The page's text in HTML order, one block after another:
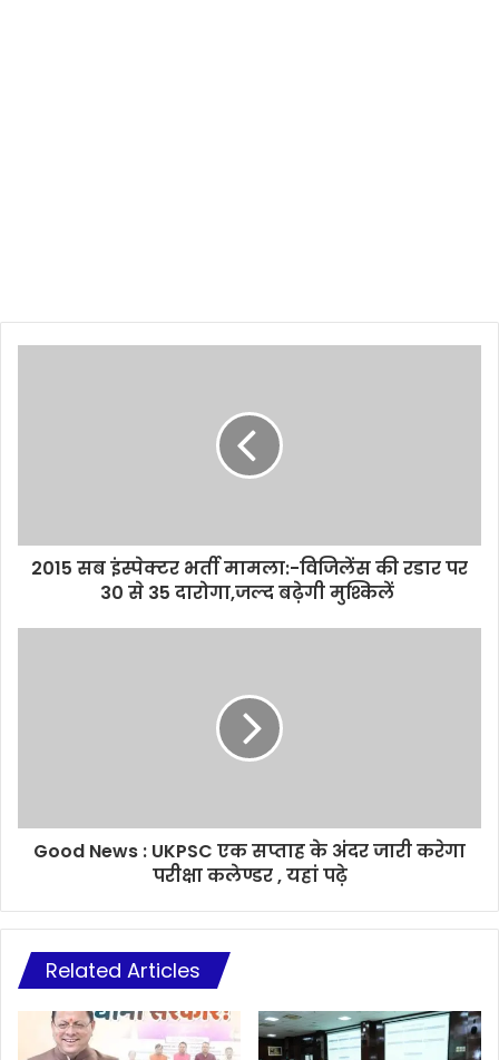
2015 सब इंस्पेक्टर भर्ती मामला:-विजिलेंस की रडार पर
30 से 35 दारोगा,जल्द बढ़ेगी मुश्किलें
Good News : UKPSC एक सप्ताह के अंदर जारी करेगा
परीक्षा कलेण्डर , यहां पढ़े
Related Articles